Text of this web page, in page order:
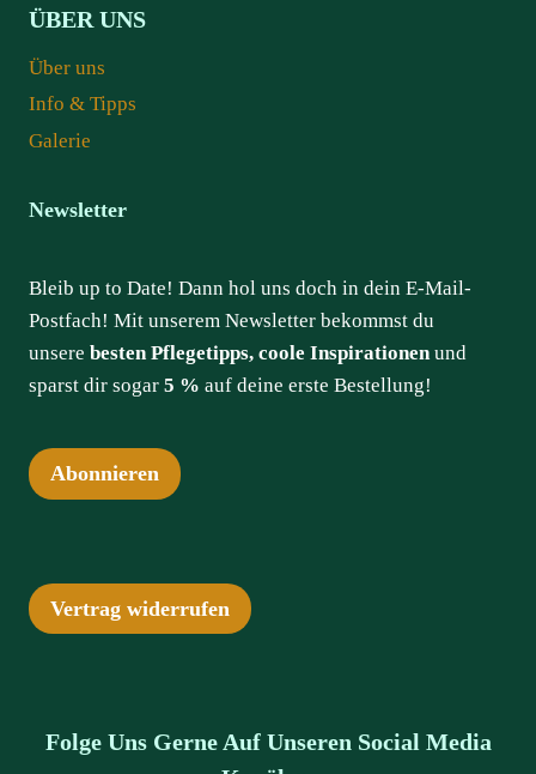
ÜBER UNS
Über uns
Info & Tipps
Galerie
Newsletter
Bleib up to Date! Dann hol uns doch in dein E-Mail-
Postfach! Mit unserem Newsletter bekommst du
unsere besten Pflegetipps, coole Inspirationenund
sparst dir sogar 5 % auf deine erste Bestellung!
Abonnieren
Vertrag widerrufen
Folge Uns Gerne Auf Unseren Social Media